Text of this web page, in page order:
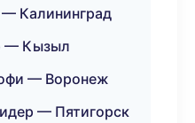
Калининград
— Кызыл
— Воронеж
— Пятигорск